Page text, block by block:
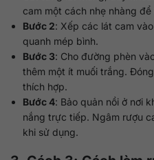
cam một cách nhẹ nhàng
Bước 2: Xếp các lát cam
quanh mép bình.
Bước 3: Cho đường phèn
thêm một ít muối trắng.
thích hợp.
Bước 4: Bảo quản nồi ở nơi
nắng trực tiếp. Ngâm rượu
khi sử dụng.